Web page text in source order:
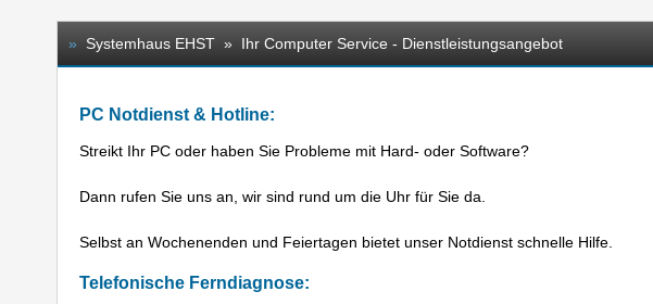
» Systemhaus EHST » Ihr Computer Service - Dienstleistungsangebot
PC Notdienst & Hotline:
Streikt Ihr PC oder haben Sie Probleme mit Hard- oder Software?
Dann rufen Sie uns an, wir sind rund um die Uhr für Sie da.
Selbst an Wochenenden und Feiertagen bietet unser Notdienst schnelle Hilfe.
Telefonische Ferndiagnose: